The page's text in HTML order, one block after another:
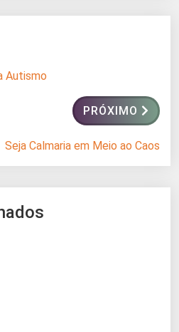
Autismo
PRÓXIMO
Seja Calmaria em Meio ao Caos